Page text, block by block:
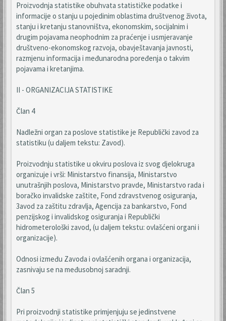
Proizvodnja statistike obuhvata statističke podatke i
informacije o stanju u pojedinim oblastima društvenog života,
stanju i kretanju stanovništva, ekonomskim, socijalnim i
drugim pojavama neophodnim za praćenje i usmjeravanje
društveno-ekonomskog razvoja, obavještavanja javnosti,
razmjenu informacija i međunarodna poređenja o takvim
pojavama i kretanjima.
II - ORGANIZACIJA STATISTIKE
Član 4
Nadležni organ za poslove statistike je Republički zavod za
statistiku (u daljem tekstu: Zavod).
Proizvodnju statistike u okviru poslova iz svog djelokruga
organizuje i vrši: Ministarstvo finansija, Ministarstvo
unutrašnjih poslova, Ministarstvo pravde, Ministarstvo rada i
boračko invalidske zaštite, Fond zdravstvenog osiguranja,
3avod za zaštitu zdravlja, Agencija za bankarstvo, Fond
penzijskog i invalidskog osiguranja i Republički
hidrometerološki zavod, (u daljem tekstu: ovlašćeni organi i
organizacije).
Odnosi između Zavoda i ovlašćenih organa i organizacija,
zasnivaju se na međusobnoj saradnji.
Član 5
Pri proizvodnji statistike primjenjuju se jedinstvene